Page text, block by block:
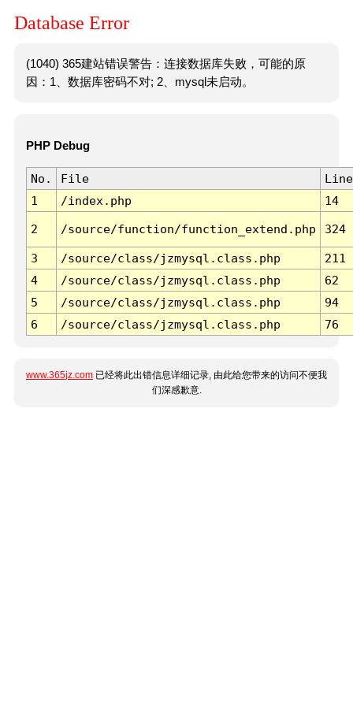
Database Error
(1040) 365建站错误警告：连接数据库失败，可能的原
因：1、数据库密码不对; 2、mysql未启动。
PHP Debug
No. File
Line
1
/index.php 14
2 /source/function/function_extend.php 324
3 /source/class/jzmysql.class.php
211
4
/source/class/jzmysql.class.php
62
5
/source/class/jzmysql.class.php
94
6
/source/class/jzmysql.class.php 76
www.365jz.com 已经将此出错信息详细记录, 由此给您带来的访问不便我
们深感歉意.